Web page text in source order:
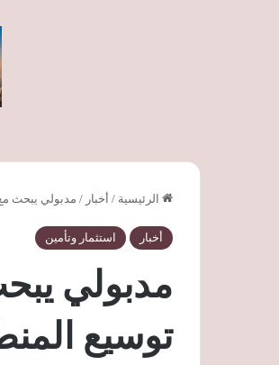
الرئيسية / أخبار / مدبولي يبحث
أخبار استثمار وتأمين
مدبولي
توسيع